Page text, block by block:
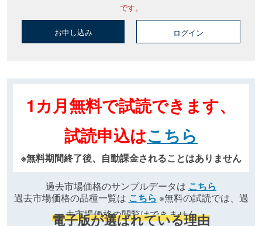
です。
お申し込み ログイン
1カ月無料で試読できます、
試読申込はこちら
※無料期間終了後、自動課金されることはありません
過去市場価格のサンプルデータは こちら
過去市場価格の品種一覧は こちら ※無料の試読では、過
去市場価格の閲覧はできません
電子版が選ばれている理由